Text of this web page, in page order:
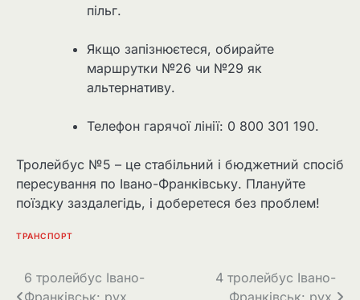
пільг.
Якщо запізнюєтеся, обирайте
маршрутки №26 чи №29 як
альтернативу.
Телефон гарячої лінії: 0 800 301 190.
Тролейбус №5 – це стабільний і бюджетний спосіб
пересування по Івано-Франківську. Плануйте
поїздку заздалегідь, і доберетеся без проблем!
ТРАНСПОРТ
Навігація
6 тролейбус Івано-
4 тролейбус Івано-